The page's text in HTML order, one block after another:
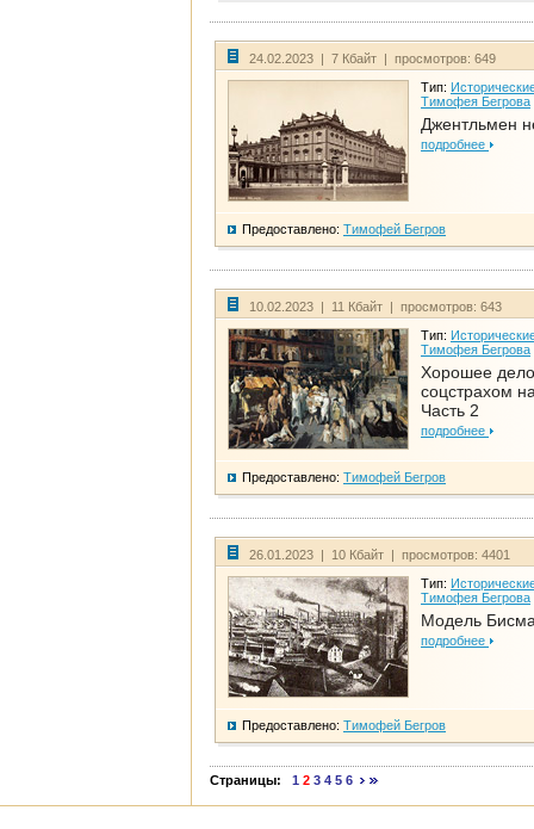
24.02.2023 | 7 Кбайт | просмотров: 649
Тип:
Тимофея Бегрова
Джентльмен
подробнее
Предоставлено: Тимофей Бегров
10.02.2023 | 11 Кбайт | просмотров: 643
Тип:
Тимофея Бегрова
Хорошее дело
соцстрахом
Часть 2
подробнее
Предоставлено: Тимофей Бегров
26.01.2023 | 10 Кбайт | просмотров: 4401
Тип:
Тимофея Бегрова
Модель
подробнее
Предоставлено: Тимофей Бегров
Страницы: 1 2 3 4 5 6